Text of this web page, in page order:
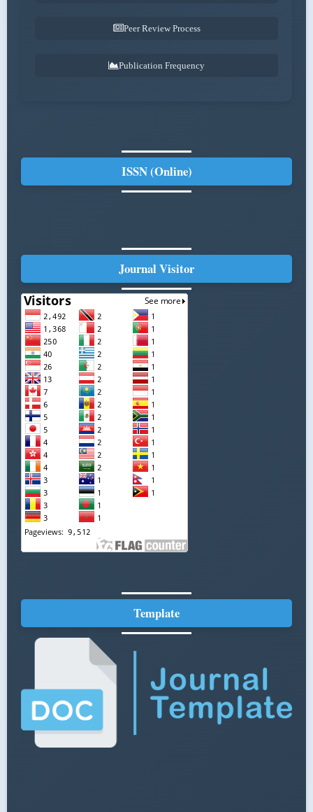
Peer Review Process
Publication Frequency
ISSN (Online)
Journal Visitor
Template